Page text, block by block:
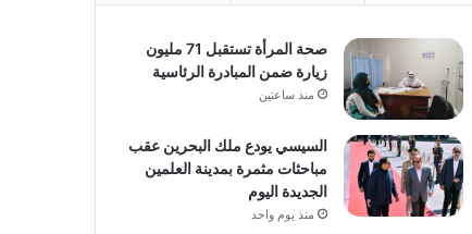
صحة المرأة تستقبل 71 مليون
زيارة ضمن المبادرة الرئاسية
منذ ساعتين
السيسي يودع ملك البحرين عقب
مباحثات مثمرة بمدينة العلمين
الجديدة اليوم
منذ يوم واحد